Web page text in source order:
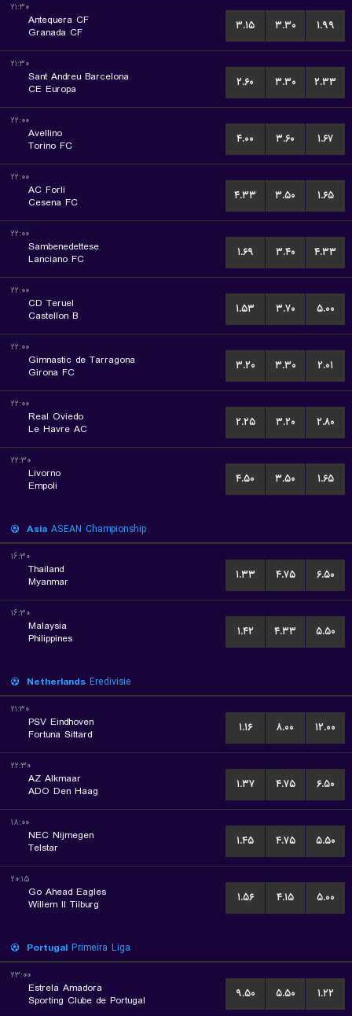
۲۱:۳۰
Antequera CF
Granada CF
۳.۱۵ ۳.۳۰ ۱.۹۹
۲۱:۳۰
Sant Andreu Barcelona
CE Europa
۲.۶۰ ۳.۳۰ ۲.۳۳
۲۲:۰۰
Avellino
Torino FC
۴.۰۰ ۳.۶۰ ۱.۶۷
۲۲:۰۰
AC Forli
Cesena FC
۴.۳۳ ۳.۵۰ ۱.۶۵
۲۲:۰۰
Sambenedettese
Lanciano FC
۱.۶۹ ۳.۴۰ ۴.۳۳
۲۲:۰۰
CD Teruel
Castellon B
۱.۵۳ ۳.۷۰ ۵.۰۰
۲۲:۰۰
Gimnastic de Tarragona
Girona FC
۳.۲۰ ۳.۳۰ ۲.۰۱
۲۲:۰۰
Real Oviedo
Le Havre AC
۲.۲۵ ۳.۲۰ ۲.۸۰
۲۲:۳۰
Livorno
Empoli
۴.۵۰ ۳.۵۰ ۱.۶۵
Asia ASEAN Championship
۱۶:۳۰
Thailand
Myanmar
۱.۳۳ ۴.۷۵ ۶.۵۰
۱۶:۳۰
Malaysia
Philippines
۱.۴۲ ۴.۳۳ ۵.۵۰
Netherlands Eredivisie
۲۱:۳۰
PSV Eindhoven
Fortuna Sittard
۱.۱۶ ۸.۰۰ ۱۲.۰۰
۲۲:۳۰
AZ Alkmaar
ADO Den Haag
۱.۳۷ ۴.۷۵ ۶.۵۰
۱۸:۰۰
NEC Nijmegen
Telstar
۱.۴۵ ۴.۷۵ ۵.۵۰
۲۰:۱۵
Go Ahead Eagles
Willem II Tilburg
۱.۵۶ ۴.۱۵ ۵.۰۰
Portugal Primeira Liga
۲۳:۰۰
Estrela Amadora
Sporting Clube de Portugal
۹.۵۰ ۵.۵۰ ۱.۲۲